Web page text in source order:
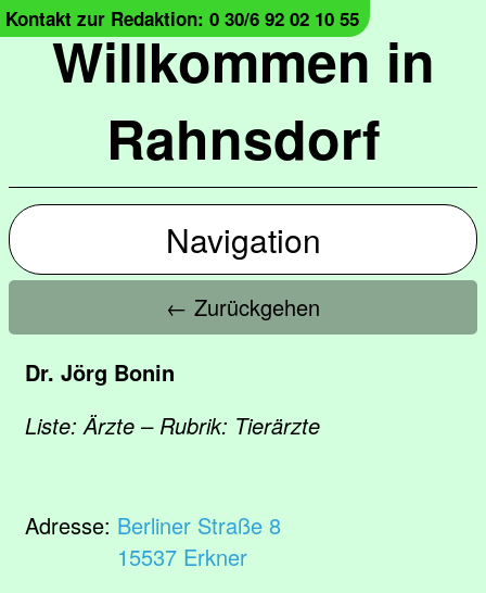
Willkommen in
Rahnsdorf
Kontakt zur Redaktion: 0 30/6 92 02 10 55
Navigation
← Zurückgehen
Dr. Jörg Bonin
Liste: Ärzte – Rubrik: Tierärzte
Adresse: Berliner Straße 8
15537 Erkner